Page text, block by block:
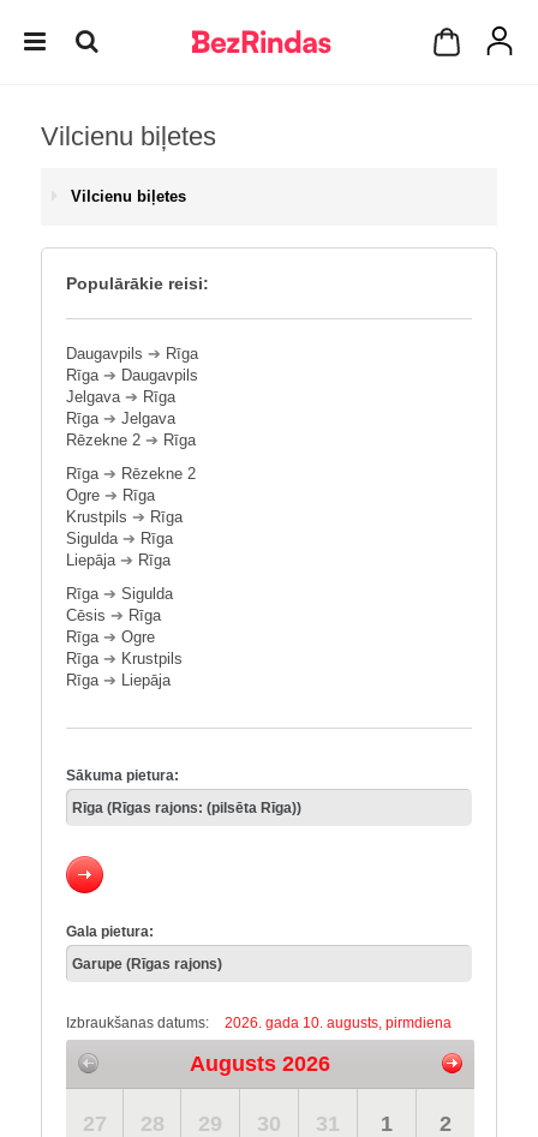
Vilcienu biļetes
Vilcienu biļetes
Populārākie reisi:
Daugavpils ➔ Rīga
Rīga➔ Daugavpils
Jelgava➔ Rīga
Rīga➔ Jelgava
Rēzekne 2 ➔ Rīga
Rīga➔ Rēzekne 2
Ogre ➔ Rīga
Krustpils ➔ Rīga
Sigulda➔ Rīga
Liepāja➔ Rīga
Rīga➔ Sigulda
Cēsis ➔ Rīga
Rīga➔ Ogre
Rīga➔ Krustpils
Rīga➔ Liepāja
Sākuma pietura:
Gala pietura:
Izbraukšanas datums: 2026. gada 10. augusts, pirmdiena
Augusts 2026
27 28 29 30 31 1 2